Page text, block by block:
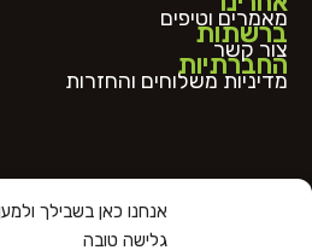
אנחנו כאן בשבילך ולמען
גלישה טובה
ברשתות
החברתיות
מאמרים וטיפים
צור קשר
מדיניות משלוחים והחזרות